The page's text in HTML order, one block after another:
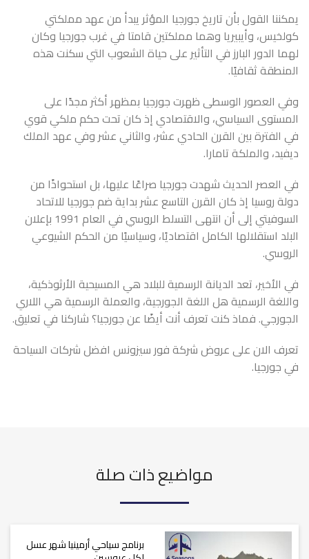
يمكننا القول بأن تاريخ جورجيا المؤثر يبدأ من عهد مملكتي
كولخيس، وأيبيريا وهما مملكتين قامتا في غرب جورجيا وكان
لهما الدور البارز في التأثير على حياة الشعوب التي سكنت هذه
المنطقة ثقافيًا.
وفي العصور الوسطى ظهرت جورجيا بمظهر أكثر مجدًا على
المستوى السياسي، والاقتصادي إذ كان تحت حكم ملكي قوي
في الفترة بين القرن الحادي عشر، والثاني عشر وفي عهد الملك
ديفيد، والملكة تامارا.
في العصر الحديث شهدت جورجيا صراعًا عليها، بل استحواذًا من
دولة روسيا إذ كان القرن التاسع عشر بداية ضم جورجيا للاتحاد
السوفيتي إلى أن انتهى التسلط الروسي في العام 1991 بإعلان
البلد استقلالها الكامل اقتصاديًا، وسياسيًا من الحكم الشيوعي
الروسي.
في الأخير، تعد الديانة الرسمية للبلاد هي المسيحية الأرثوذكية،
واللغة الرسمية هل اللغة الجورجية، والعملة الرسمية هي اللاري
الجورجي. فماذ كنت تعرف أنت أيضًا عن جورجيا؟ شاركنا في تعليق.
تعرف الان على عروض شركةفور سيزونس افضل شركات السياحة
في جورجيا.
مواضيع ذات صلة
برنامج سياحي أرمينيا شهر عسل